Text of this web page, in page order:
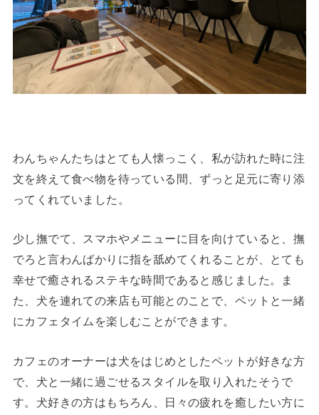
わんちゃんたちはとても人懐っこく、私が訪れた時に注
文を終えて食べ物を待っている間、ずっと足元に寄り添
ってくれていました。
少し撫でて、スマホやメニューに目を向けていると、撫
でろと言わんばかりに指を舐めてくれることが、とても
幸せで癒されるステキな時間であると感じました。ま
た、犬を連れての来店も可能とのことで、ペットと一緒
にカフェタイムを楽しむことができます。
カフェのオーナーは犬をはじめとしたペットが好きな方
で、犬と一緒に過ごせるスタイルを取り入れたそうで
す。犬好きの方はもちろん、日々の疲れを癒したい方に